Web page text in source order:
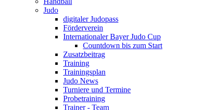
Judo
digitaler Judopass
Förderverein
Internationaler Bayer Judo Cup
Countdown bis zum Start
Zusatzbeitrag
Training
Trainingsplan
Judo News
Turniere und Termine
Probetraining
Trainer - Team